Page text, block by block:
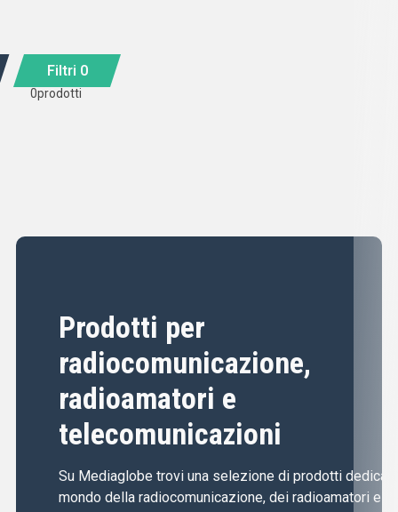
Filtri 0
0prodotti
Prodotti per
radiocomunicazione,
radioamatori e
telecomunicazioni
Su Mediaglobe trovi una selezione di prodotti dedicati
mondo della radiocomunicazione, dei radioamatori e